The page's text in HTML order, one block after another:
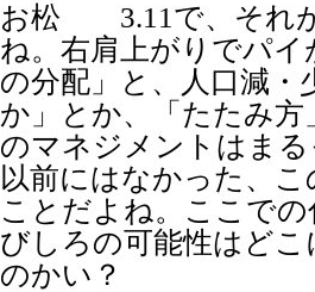
お松 3.11で、それ
ね。右肩上がりでパ
の分配」と、人口減
か」とか、「たたみ
のマネジメントはま
以前にはなかった、
ことだよね。ここで
びしろの可能性はど
のかい？